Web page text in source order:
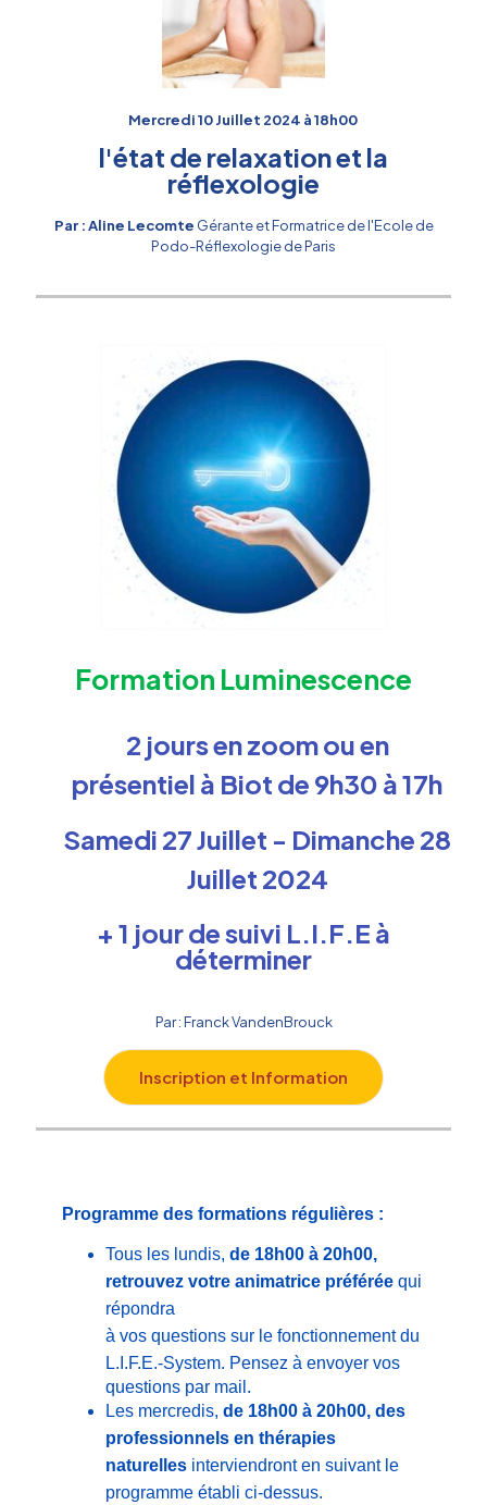
Mercredi 10 Juillet 2024 à 18h00
l'état de relaxation et la
réflexologie
Par : Aline Lecomte Gérante et Formatrice de l'Ecole de
Podo-Réflexologie de Paris
Formation Luminescence
2 jours en zoom ou en
présentiel à Biot de 9h30 à 17h
Samedi 27 Juillet - Dimanche 28
Juillet 2024
+ 1 jour de suivi L.I.F.E à
déterminer
Par : Franck VandenBrouck
Inscription et Information
Programme des formations régulières :
Tous les lundis, de 18h00 à 20h00,
retrouvez votre animatrice préférée qui
répondra
à vos questions sur le fonctionnement du
L.I.F.E.-System. Pensez à envoyer vos
questions par mail.
Les mercredis, de 18h00 à 20h00, des
professionnels en thérapies
naturelles interviendront en suivant le
programme établi ci-dessus.